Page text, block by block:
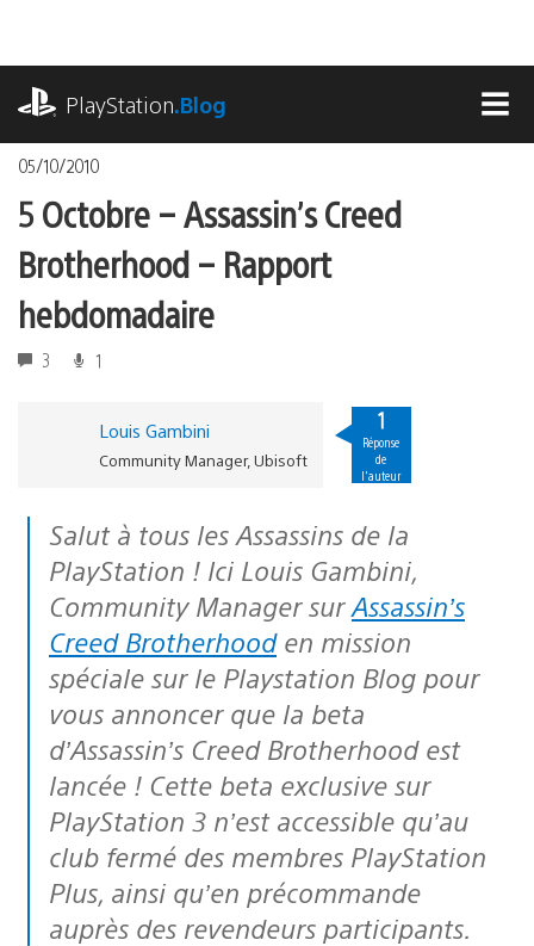
contenu
PlayStation.Blog
05/10/2010
5 Octobre – Assassin’s Creed
Brotherhood – Rapport
hebdomadaire
3 1
Louis Gambini
Community Manager, Ubisoft
1
Réponse
de
l'auteur
Salut à tous les Assassins de la
PlayStation ! Ici Louis Gambini,
Community Manager surAssassin’s
Creed Brotherhooden mission
spéciale sur le Playstation Blog pour
vous annoncer que la beta
d’Assassin’s Creed Brotherhood est
lancée ! Cette beta exclusive sur
PlayStation 3 n’est accessible qu’au
club fermé des membres PlayStation
Plus, ainsi qu’en précommande
auprès des revendeurs participants.